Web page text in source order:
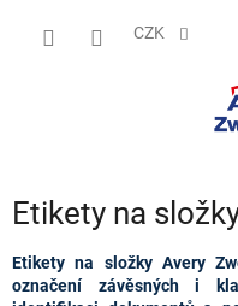
CZK
Etikety na
Etikety na složky Avery
označení závěsných i